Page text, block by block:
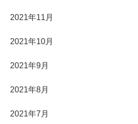
2021年11月
2021年10月
2021年9月
2021年8月
2021年7月